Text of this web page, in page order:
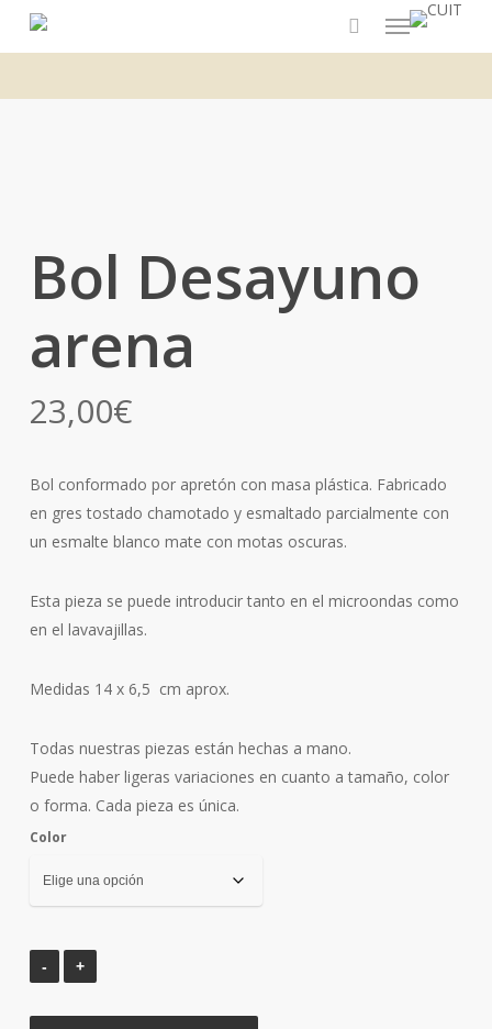
content
Menu
Bol Desayuno
arena
23,00€
Bol conformado por apretón con masa plástica. Fabricado
en gres tostado chamotado y esmaltado parcialmente con
un esmalte blanco mate con motas oscuras.
Esta pieza se puede introducir tanto en el microondas como
en el lavavajillas.
Medidas 14 x 6,5 cm aprox.
Todas nuestras piezas están hechas a mano.
Puede haber ligeras variaciones en cuanto a tamaño, color
o forma. Cada pieza es única.
Color